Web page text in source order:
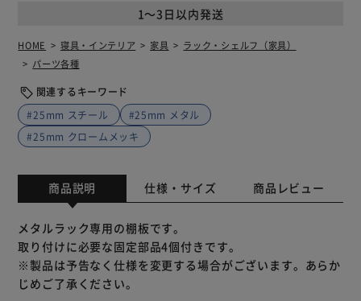
1～3日以内発送
HOME 寝具・インテリア 家具
ラック・シェルフ（家具）
パーツ各種
関連するキーワード
#25mm スチール
#25mm メタル
#25mm クロームメッキ
商品説明 仕様・サイズ 商品レビュー
メタルラック専用の棚板です。
取り付けに必要な固定部品4個付きです。
※製品は予告なく仕様を変更する場合がございます。あらか
じめご了承ください。